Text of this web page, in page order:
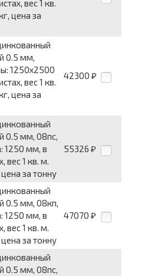
вес 1 кв.
цена за
0.5 мм,
1250x2500
вес 1 кв.
цена за
42300 ₽
0.5 мм, 08пс,
1250 мм, в
вес 1 кв. м.
цена за тонну
55326 ₽
0.5 мм, 08кп,
1250 мм, в
вес 1 кв. м.
цена за тонну
47070 ₽
0.5 мм, 08пс,